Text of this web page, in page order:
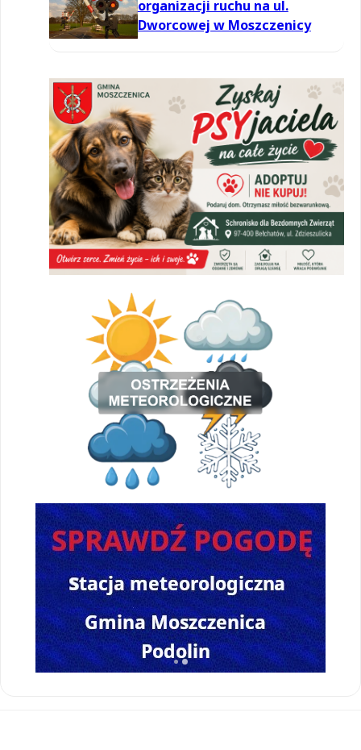
organizacji ruchu na ul.
Dworcowej w Moszczenicy